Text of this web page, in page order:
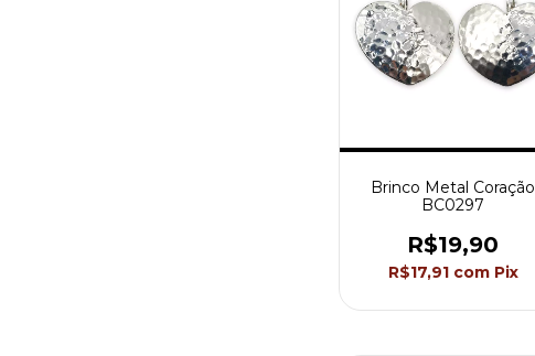
Brinco Metal Coração
BC0297
R$19,90
R$17,91 com Pix